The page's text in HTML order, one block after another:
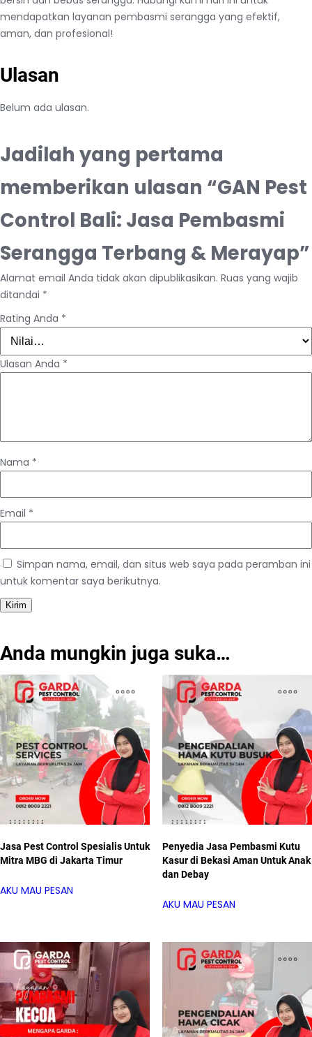
mendapatkan layanan pembasmi serangga yang efektif,
aman, dan profesional!
Ulasan
Belum ada ulasan.
Jadilah yang pertama
memberikan ulasan “GAN Pest
Control Bali: Jasa Pembasmi
Serangga Terbang & Merayap”
Alamat email Anda tidak akan dipublikasikan. Ruas yang wajib
ditandai *
Rating Anda *
Ulasan Anda *
Nama *
Email *
Simpan nama, email, dan situs web saya pada peramban ini
untuk komentar saya berikutnya.
Anda mungkin juga suka…
Jasa Pest Control Spesialis Untuk
Mitra MBG di Jakarta Timur
AKU MAU PESAN
Penyedia Jasa Pembasmi Kutu
Kasur di Bekasi Aman Untuk Anak
dan Debay
AKU MAU PESAN